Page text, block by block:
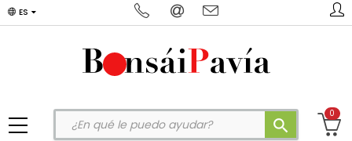
ES
search
0